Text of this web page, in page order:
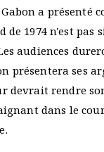
a présenté
de 1974 n'est pas
audiences
présentera ses
devrait rendre
dans le